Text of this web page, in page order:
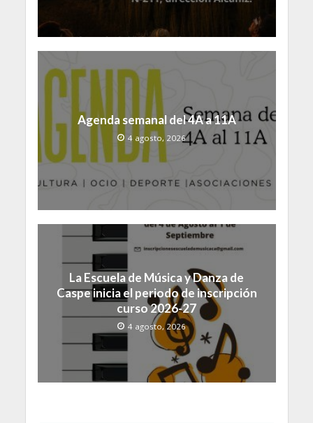
Agenda semanal del 4A a 11A
4 agosto, 2026
La Escuela de Música y Danza de
Caspe inicia el periodo de inscripción
curso 2026-27
4 agosto, 2026